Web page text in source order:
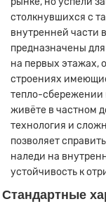
столкнувшихся с
внутренней части
предназначены
на первых этажах,
строениях
тепло-сбережении
живёте в частном
технология и
позволяет
наледи на
устойчивость к
Стандартные